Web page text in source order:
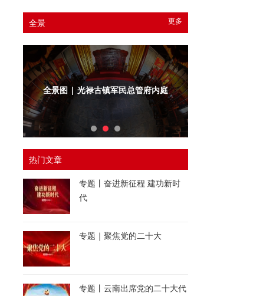
更多
全景
全景图 | 光禄古镇军民总管府衙门
热门文章
专题丨奋进新征程 建功新时
代
专题｜聚焦党的二十大
专题丨云南出席党的二十大代